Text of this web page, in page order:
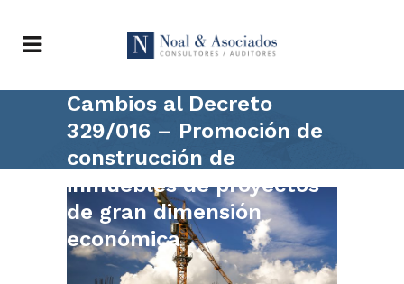
Cambios al Decreto
329/016 – Promoción de
construcción de
inmuebles de proyectos
de gran dimensión
económica